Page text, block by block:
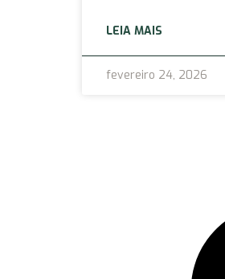
LEIA MAIS
fevereiro 24, 2026